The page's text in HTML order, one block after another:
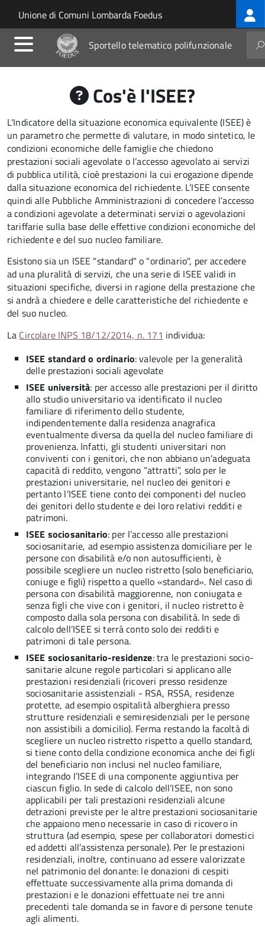
Salta al contenuto principale
Skip to site navigation
Unione di Comuni Lombarda Foedus
Sportello telematico polifunzionale
Cos'è l'ISEE?
L'Indicatore della situazione economica equivalente (ISEE) è
un parametro che permette di valutare, in modo sintetico, le
condizioni economiche delle famiglie che chiedono
prestazioni sociali agevolate o l’accesso agevolato ai servizi
di pubblica utilità, cioè prestazioni la cui erogazione dipende
dalla situazione economica del richiedente. L’ISEE consente
quindi alle Pubbliche Amministrazioni di concedere l’accesso
a condizioni agevolate a determinati servizi o agevolazioni
tariffarie sulla base delle effettive condizioni economiche del
richiedente e del suo nucleo familiare.
Esistono sia un ISEE "standard" o "ordinario", per accedere
ad una pluralità di servizi, che una serie di ISEE validi in
situazioni specifiche, diversi in ragione della prestazione che
si andrà a chiedere e delle caratteristiche del richiedente e
del suo nucleo.
La Circolare INPS 18/12/2014, n. 171 individua:
ISEE standard o ordinario: valevole per la generalità
delle prestazioni sociali agevolate
ISEE università: per accesso alle prestazioni per il diritto
allo studio universitario va identificato il nucleo
familiare di riferimento dello studente,
indipendentemente dalla residenza anagrafica
eventualmente diversa da quella del nucleo familiare di
provenienza. Infatti, gli studenti universitari non
conviventi con i genitori, che non abbiano un’adeguata
capacità di reddito, vengono “attratti”, solo per le
prestazioni universitarie, nel nucleo dei genitori e
pertanto l’ISEE tiene conto dei componenti del nucleo
dei genitori dello studente e dei loro relativi redditi e
patrimoni.
ISEE sociosanitario: per l’accesso alle prestazioni
sociosanitarie, ad esempio assistenza domiciliare per le
persone con disabilità e/o non autosufficienti, è
possibile scegliere un nucleo ristretto (solo beneficiario,
coniuge e figli) rispetto a quello «standard». Nel caso di
persona con disabilità maggiorenne, non coniugata e
senza figli che vive con i genitori, il nucleo ristretto è
composto dalla sola persona con disabilità. In sede di
calcolo dell’ISEE si terrà conto solo dei redditi e
patrimoni di tale persona.
ISEE sociosanitario-residenze: tra le prestazioni socio-
sanitarie alcune regole particolari si applicano alle
prestazioni residenziali (ricoveri presso residenze
sociosanitarie assistenziali - RSA, RSSA, residenze
protette, ad esempio ospitalità alberghiera presso
strutture residenziali e semiresidenziali per le persone
non assistibili a domicilio). Ferma restando la facoltà di
scegliere un nucleo ristretto rispetto a quello standard,
si tiene conto della condizione economica anche dei figli
del beneficiario non inclusi nel nucleo familiare,
integrando l’ISEE di una componente aggiuntiva per
ciascun figlio. In sede di calcolo dell’ISEE, non sono
applicabili per tali prestazioni residenziali alcune
detrazioni previste per le altre prestazioni sociosanitarie
che appaiono meno necessarie in caso di ricovero in
struttura (ad esempio, spese per collaboratori domestici
ed addetti all’assistenza personale). Per le prestazioni
residenziali, inoltre, continuano ad essere valorizzate
nel patrimonio del donante: le donazioni di cespiti
effettuate successivamente alla prima domanda di
prestazioni e le donazioni effettuate nei tre anni
precedenti tale domanda se in favore di persone tenute
agli alimenti.